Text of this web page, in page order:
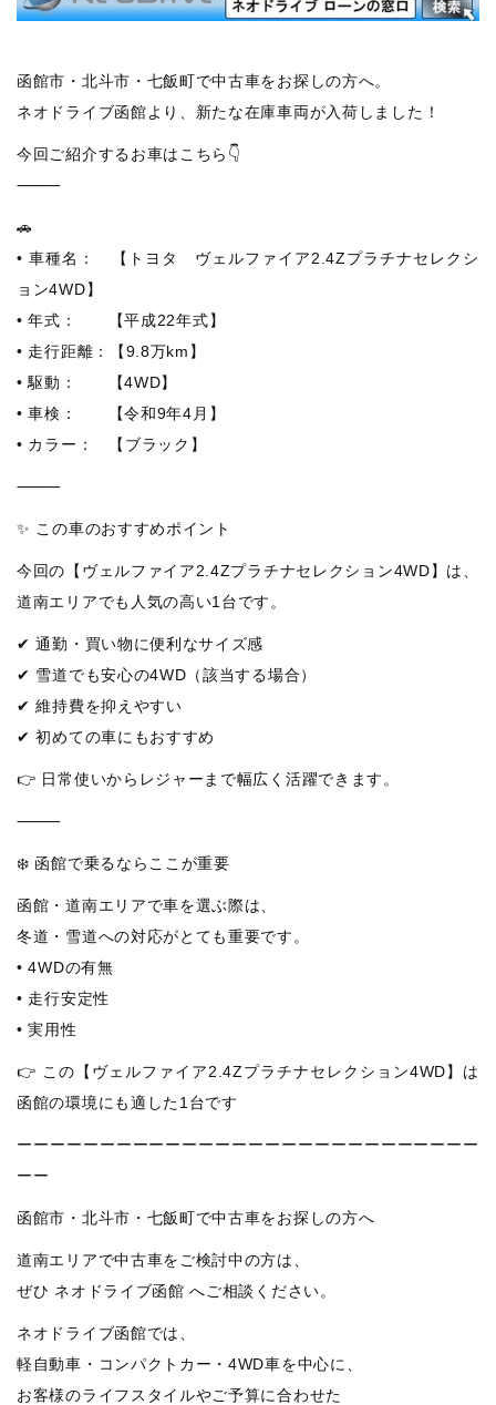
函館市・北斗市・七飯町で中古車をお探しの方へ。
ネオドライブ函館より、新たな在庫車両が入荷しました！
今回ご紹介するお車はこちら👇
⸻
🚗
• 車種名： 【トヨタ ヴェルファイア2.4Zプラチナセレクシ
ョン4WD】
• 年式： 【平成22年式】
• 走行距離：【9.8万km】
• 駆動： 【4WD】
• 車検： 【令和9年4月】
• カラー： 【ブラック】
⸻
✨ この車のおすすめポイント
今回の【ヴェルファイア2.4Zプラチナセレクション4WD】は、
道南エリアでも人気の高い1台です。
✔ 通勤・買い物に便利なサイズ感
✔ 雪道でも安心の4WD（該当する場合）
✔ 維持費を抑えやすい
✔ 初めての車にもおすすめ
👉 日常使いからレジャーまで幅広く活躍できます。
⸻
❄️ 函館で乗るならここが重要
函館・道南エリアで車を選ぶ際は、
冬道・雪道への対応がとても重要です。
• 4WDの有無
• 走行安定性
• 実用性
👉 この【ヴェルファイア2.4Zプラチナセレクション4WD】は
函館の環境にも適した1台です
ーーーーーーーーーーーーーーーーーーーーーーーーーーーー
ーー
函館市・北斗市・七飯町で中古車をお探しの方へ
道南エリアで中古車をご検討中の方は、
ぜひ ネオドライブ函館 へご相談ください。
ネオドライブ函館では、
軽自動車・コンパクトカー・4WD車を中心に、
お客様のライフスタイルやご予算に合わせた